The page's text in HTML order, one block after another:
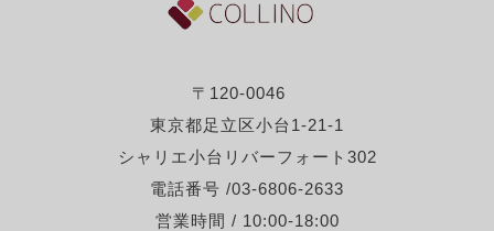
〒120-0046
東京都足立区小台1-21-1
シャリエ小台リバーフォート302
電話番号 /03-6806-2633
営業時間 / 10:00-18:00